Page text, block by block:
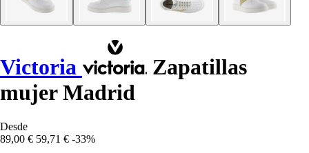
Victoria
Zapatillas
mujer Madrid
Desde
89,00 € 59,71 € -33%